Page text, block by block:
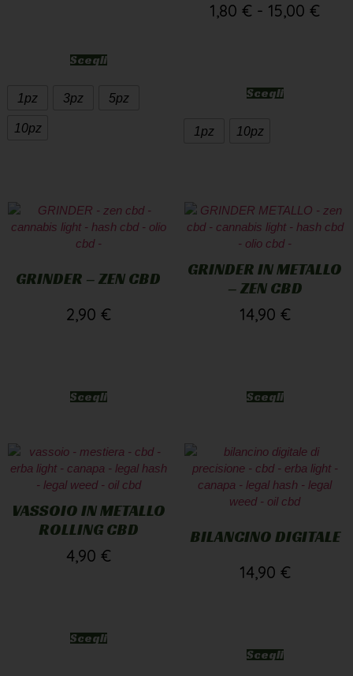
Scegli
1pz 3pz 5pz
10pz
1,80 € - 15,00 €
Scegli
1pz 10pz
GRINDER – ZEN CBD
2,90 €
Scegli
GRINDER IN METALLO
– ZEN CBD
14,90 €
Scegli
VASSOIO IN METALLO
ROLLING CBD
4,90 €
Scegli
BILANCINO DIGITALE
14,90 €
Scegli